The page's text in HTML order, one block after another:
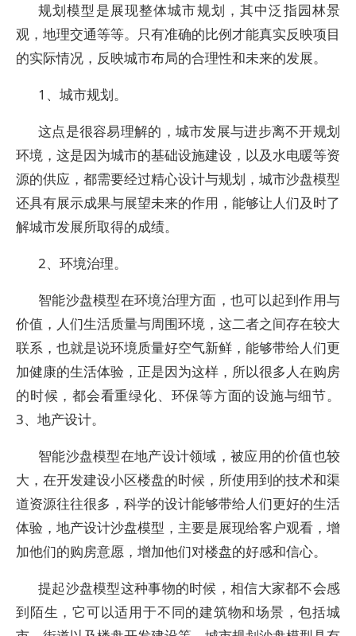
规划模型是展现整体城市规划，其中泛指园林景
观，地理交通等等。只有准确的比例才能真实反映项目
的实际情况，反映城市布局的合理性和未来的发展。
1、城市规划。
这点是很容易理解的，城市发展与进步离不开规划
环境，这是因为城市的基础设施建设，以及水电暖等资
源的供应，都需要经过精心设计与规划，城市沙盘模型
还具有展示成果与展望未来的作用，能够让人们及时了
解城市发展所取得的成绩。
2、环境治理。
智能沙盘模型在环境治理方面，也可以起到作用与
价值，人们生活质量与周围环境，这二者之间存在较大
联系，也就是说环境质量好空气新鲜，能够带给人们更
加健康的生活体验，正是因为这样，所以很多人在购房
的时候，都会看重绿化、环保等方面的设施与细节。
3、地产设计。
智能沙盘模型在地产设计领域，被应用的价值也较
大，在开发建设小区楼盘的时候，所使用到的技术和渠
道资源往往很多，科学的设计能够带给人们更好的生活
体验，地产设计沙盘模型，主要是展现给客户观看，增
加他们的购房意愿，增加他们对楼盘的好感和信心。
提起沙盘模型这种事物的时候，相信大家都不会感
到陌生，它可以适用于不同的建筑物和场景，包括城